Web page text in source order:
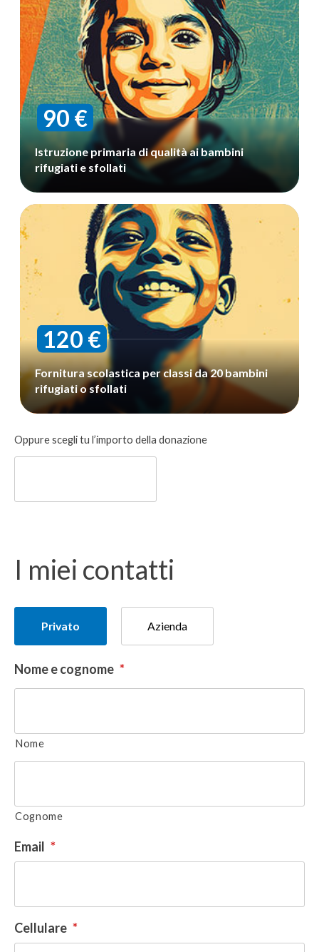
90 €
Istruzione primaria di qualità ai bambini
rifugiati e sfollati
120 €
Fornitura scolastica per classi da 20 bambini
rifugiati o sfollati
Donazione
libera
Oppure scegli tu l’importo della donazione
I miei contatti
donatore
Privato Azienda
Nome e cognome *
Nome
Cognome
Email *
Cellulare *